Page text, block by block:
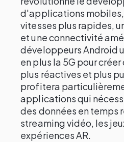
d'applications
vitesses plus rapides,
et une connectivité
développeurs Android
en plus la 5G pour
plus réactives et plus
profitera
applications qui
des données en temps
streaming vidéo, les
expériences AR.